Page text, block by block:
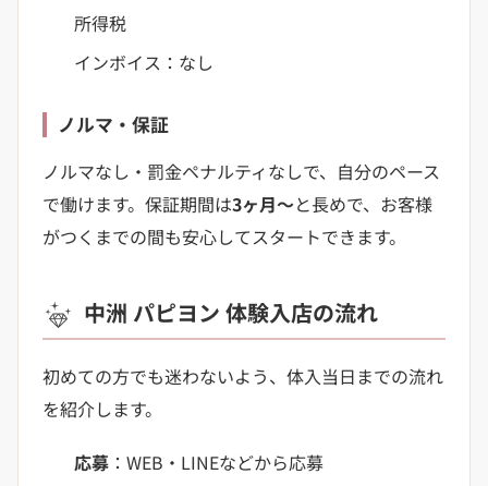
所得税
インボイス：なし
ノルマ・保証
ノルマなし・罰金ペナルティなしで、自分のペース
で働けます。保証期間は3ヶ月〜と長めで、お客様
がつくまでの間も安心してスタートできます。
中洲 パピヨン 体験入店の流れ
初めての方でも迷わないよう、体入当日までの流れ
を紹介します。
応募 ：WEB・LINEなどから応募